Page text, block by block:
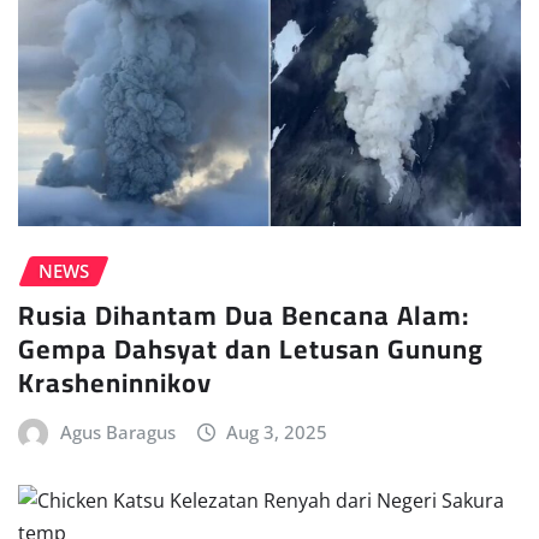
NEWS
Rusia Dihantam Dua Bencana Alam:
Gempa Dahsyat dan Letusan Gunung
Krasheninnikov
Agus Baragus Aug 3, 2025